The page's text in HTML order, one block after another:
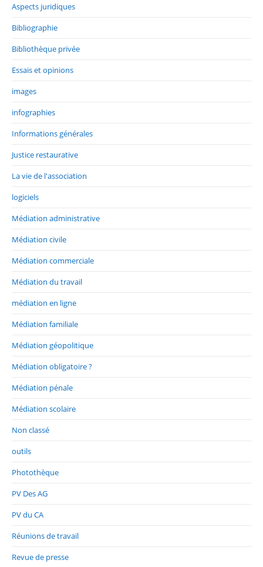
Aspects juridiques
Bibliographie
Bibliothèque privée
Essais et opinions
images
infographies
Informations générales
Justice restaurative
La vie de l'association
logiciels
Médiation administrative
Médiation civile
Médiation commerciale
Médiation du travail
médiation en ligne
Médiation familiale
Médiation géopolitique
Médiation obligatoire ?
Médiation pénale
Médiation scolaire
Non classé
outils
Photothèque
PV Des AG
PV du CA
Réunions de travail
Revue de presse